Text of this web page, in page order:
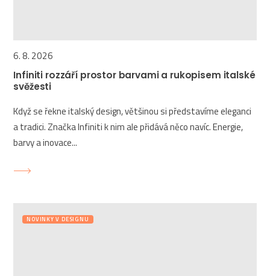
6. 8. 2026
Infiniti rozzáří prostor barvami a rukopisem italské
svěžesti
Když se řekne italský design, většinou si představíme eleganci
a tradici. Značka Infiniti k nim ale přidává něco navíc. Energie,
barvy a inovace...
NOVINKY V DESIGNU